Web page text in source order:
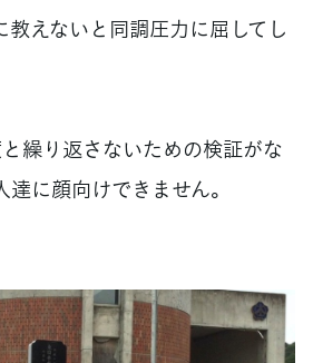
教えないと同調圧力に屈してし
繰り返さないための検証がな
に顔向けできません。